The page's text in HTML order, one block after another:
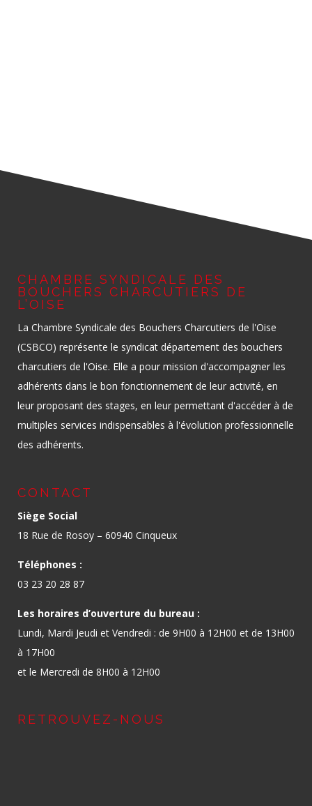
CHAMBRE SYNDICALE DES
BOUCHERS CHARCUTIERS DE
L’OISE
La Chambre Syndicale des Bouchers Charcutiers de l'Oise
(CSBCO) représente le syndicat département des bouchers
charcutiers de l'Oise. Elle a pour mission d'accompagner les
adhérents dans le bon fonctionnement de leur activité, en
leur proposant des stages, en leur permettant d'accéder à de
multiples services indispensables à l'évolution professionnelle
des adhérents.
CONTACT
Siège Social
18 Rue de Rosoy – 60940 Cinqueux
Téléphones :
03 23 20 28 87
Les horaires d’ouverture du bureau :
Lundi, Mardi Jeudi et Vendredi : de 9H00 à 12H00 et de 13H00
à 17H00
et le Mercredi de 8H00 à 12H00
RETROUVEZ-NOUS